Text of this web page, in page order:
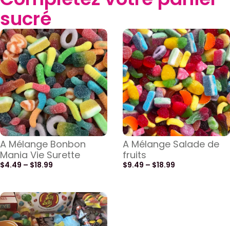
sucré
A Mélange Bonbon
Mania Vie Surette
$4.49 – $18.99
A Mélange Salade de
fruits
$9.49 – $18.99